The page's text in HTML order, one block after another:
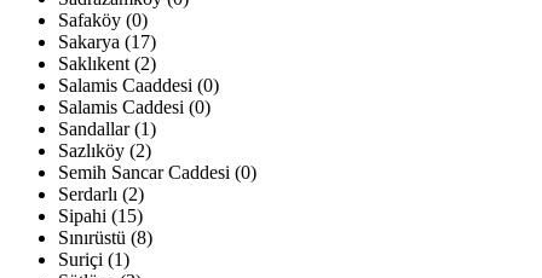
Safaköy (0)
Sakarya (17)
Saklıkent (2)
Salamis Caaddesi (0)
Salamis Caddesi (0)
Sandallar (1)
Sazlıköy (2)
Semih Sancar Caddesi (0)
Serdarlı (2)
Sipahi (15)
Sınırüstü (8)
Suriçi (1)